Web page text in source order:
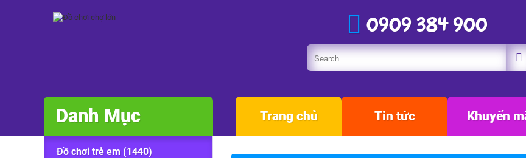
0909 384 900
Trang chủ Tin tức Khuyến
Danh Mục
Đồ chơi trẻ em (1440)